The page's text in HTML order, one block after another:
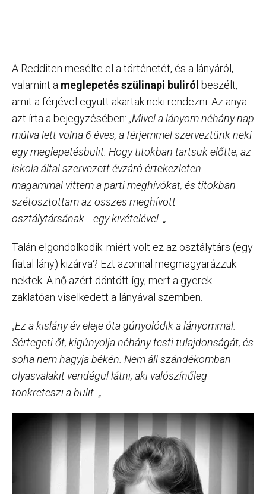
A Redditen mesélte el a történetét, és a lányáról,
valamint a meglepetés szülinapi buliról beszélt,
amit a férjével együtt akartak neki rendezni. Az anya
azt írta a bejegyzésében: „Mivel a lányom néhány nap
múlva lett volna 6 éves, a férjemmel szerveztünk neki
egy meglepetésbulit. Hogy titokban tartsuk előtte, az
iskola által szervezett évzáró értekezleten
magammal vittem a parti meghívókat, és titokban
szétosztottam az összes meghívott
osztálytársának… egy kivételével. „
Talán elgondolkodik: miért volt ez az osztálytárs (egy
fiatal lány) kizárva? Ezt azonnal megmagyarázzuk
nektek. A nő azért döntött így, mert a gyerek
zaklatóan viselkedett a lányával szemben.
„Ez a kislány év eleje óta gúnyolódik a lányommal.
Sértegeti őt, kigúnyolja néhány testi tulajdonságát, és
soha nem hagyja békén. Nem áll szándékomban
olyasvalakit vendégül látni, aki valószínűleg
tönkreteszi a bulit. „